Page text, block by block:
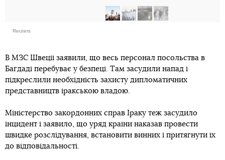
Reuters
В МЗС Швеції заявили, що весь персонал посольства в
Багдаді перебуває у безпеці. Там засудили напад і
підкреслили необхідність захисту дипломатичних
представництв іракською владою.
Міністерство закордонних справ Іраку теж засудило
інцидент і заявило, що уряд країни наказав провести
швидке розслідування, встановити винних і притягнути їх
до відповідальності.